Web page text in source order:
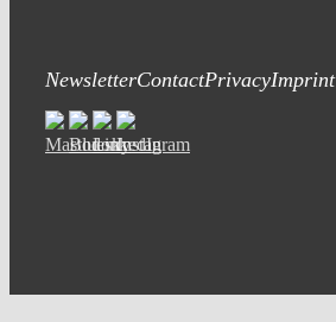
NewsletterContactPrivacyImprint